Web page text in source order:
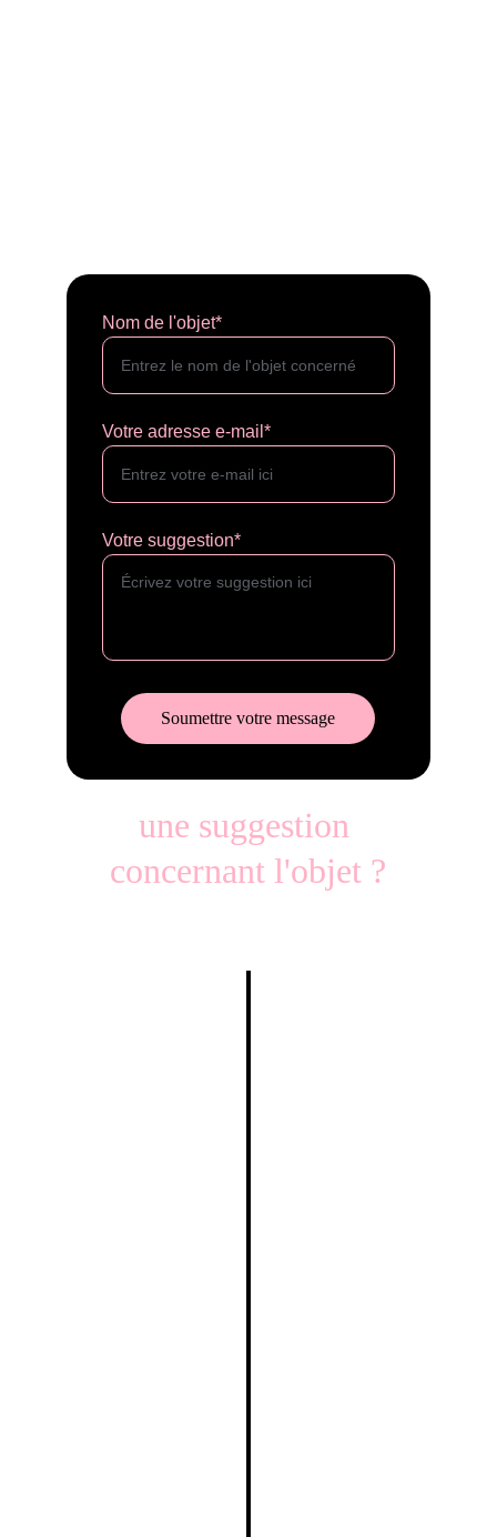
Nom de l'objet*
Votre adresse e-mail*
Votre suggestion*
Soumettre votre message
une suggestion
concernant l'objet ?